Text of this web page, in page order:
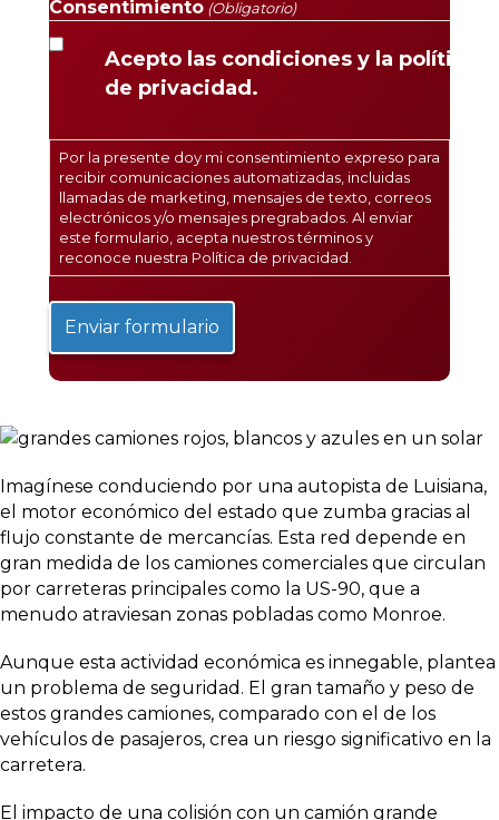
Consentimiento (Obligatorio)
Acepto las condiciones y la política
de privacidad.
Por la presente doy mi consentimiento expreso para
recibir comunicaciones automatizadas, incluidas
llamadas de marketing, mensajes de texto, correos
electrónicos y/o mensajes pregrabados. Al enviar
este formulario, acepta nuestros términos y
reconoce nuestra Política de privacidad
Imagínese conduciendo por una autopista de Luisiana,
el motor económico del estado que zumba gracias al
flujo constante de mercancías. Esta red depende en
gran medida de los camiones comerciales que circulan
por carreteras principales como la US-90, que a
menudo atraviesan zonas pobladas como Monroe.
Aunque esta actividad económica es innegable, plantea
un problema de seguridad. El gran tamaño y peso de
estos grandes camiones, comparado con el de los
vehículos de pasajeros, crea un riesgo significativo en la
carretera.
El impacto de una colisión con un camión grande